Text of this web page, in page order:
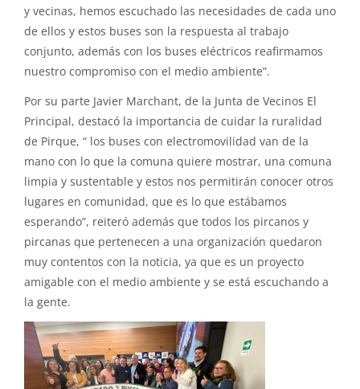
y vecinas, hemos escuchado las necesidades de cada uno
de ellos y estos buses son la respuesta al trabajo
conjunto, además con los buses eléctricos reafirmamos
nuestro compromiso con el medio ambiente”.
Por su parte Javier Marchant, de la Junta de Vecinos El
Principal, destacó la importancia de cuidar la ruralidad
de Pirque, “ los buses con electromovilidad van de la
mano con lo que la comuna quiere mostrar, una comuna
limpia y sustentable y estos nos permitirán conocer otros
lugares en comunidad, que es lo que estábamos
esperando”, reiteró además que todos los pircanos y
pircanas que pertenecen a una organización quedaron
muy contentos con la noticia, ya que es un proyecto
amigable con el medio ambiente y se está escuchando a
la gente.